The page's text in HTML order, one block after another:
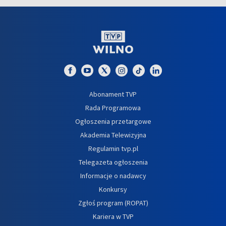
Abonament TVP
Rada Programowa
Ogłoszenia przetargowe
Akademia Telewizyjna
Regulamin tvp.pl
Telegazeta ogłoszenia
Informacje o nadawcy
Konkursy
Zgłoś program (ROPAT)
Kariera w TVP